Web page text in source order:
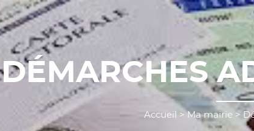
DÉMARCHES
Accueil >Ma mairie >